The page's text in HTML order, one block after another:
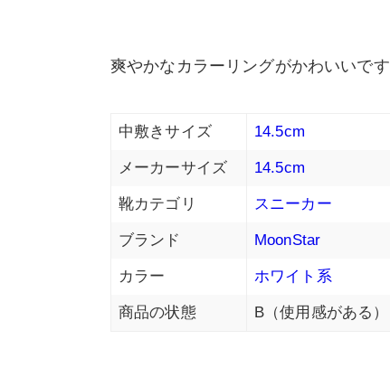
爽やかなカラーリングがかわいいです
中敷きサイズ 14.5cm
メーカーサイズ 14.5cm
靴カテゴリ スニーカー
ブランド MoonStar
カラー ホワイト系
商品の状態 B（使用感がある）